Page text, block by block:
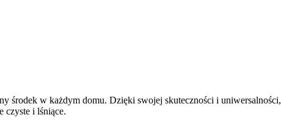
środek w każdym domu. Dzięki swojej skuteczności i uniwersalności,
czyste i lśniące.